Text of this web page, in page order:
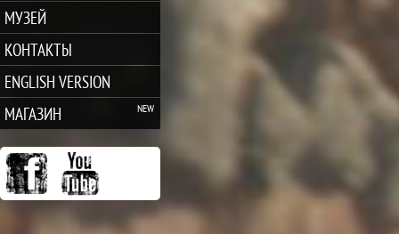
МУЗЕЙ
КОНТАКТЫ
ENGLISH VERSION
МАГАЗИН